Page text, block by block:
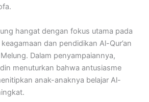
hangat dengan fokus utama pada
dan pendidikan Al-Qur’an
Dalam penyampaiannya,
menuturkan bahwa antusiasme
anak-anaknya belajar Al-